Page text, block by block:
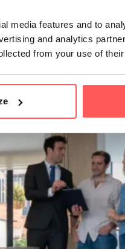
media features and to
and analytics
from your use of